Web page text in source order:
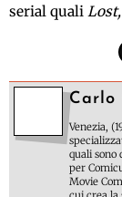
serial quali
Carlo
Venezia,
quali sono
per
Movie